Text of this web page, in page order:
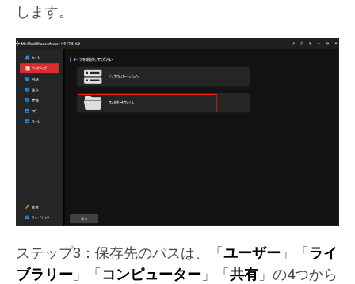
します。
ステップ3：保存先のパスは、「 ユーザー 」「 ライ
ブラリー 」「 コンピューター 」「 共有 」の4つから